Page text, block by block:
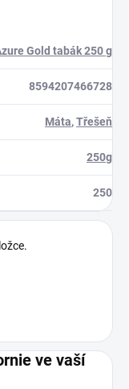
Gold tabák 250 g
8594207466728
Máta,Třešeň
250g
250
ve vaší